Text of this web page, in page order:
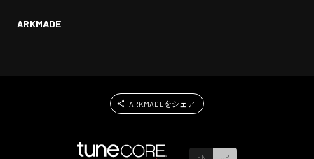
ARKMADE
ARKMADEをシェア
EN JP